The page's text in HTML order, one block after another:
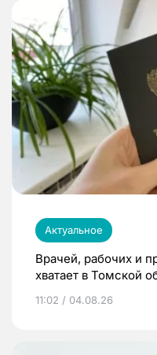
Актуальное
Врачей, рабочих и
хватает в Томской
11:02 / 04.08.26